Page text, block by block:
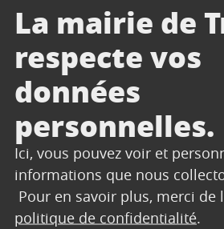
La mairie de
respecte vos
données
personnelles.
Ici, vous pouvez voir et
informations que nous
Pour en savoir plus, merci de
politique de confidentialité.
Rousset.
Validation de la commune
sur le territoire de la commune
Fauves
1 conférence sur les
troupeaux en partenariat avec
Sainte-Baume
3 conférences sur le
dans le cadre de la Fête du